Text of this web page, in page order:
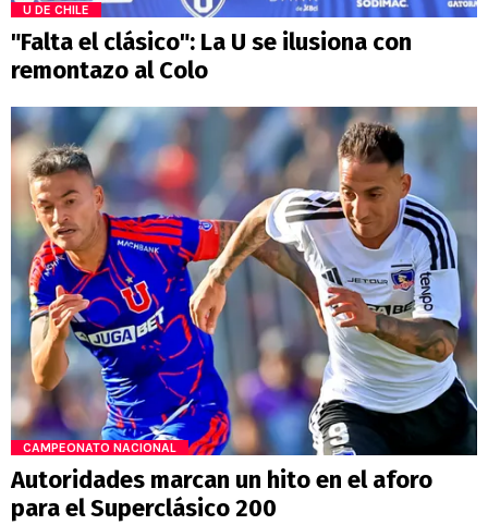
U DE CHILE
"Falta el clásico": La U se ilusiona con
remontazo al Colo
CAMPEONATO NACIONAL
Autoridades marcan un hito en el aforo
para el Superclásico 200